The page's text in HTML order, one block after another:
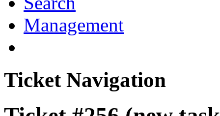
Management
Ticket Navigation